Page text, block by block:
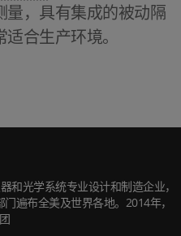
量，具有集成的被动隔
合生产环境。
和光学系统专业设计和制造企业，
遍布全美及世界各地。2014年，